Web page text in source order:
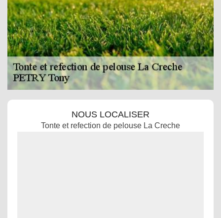
NOUS LOCALISER
Tonte et refection de pelouse La Creche